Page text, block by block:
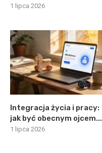
1 lipca 2026
Integracja życia i pracy:
jak być obecnym ojcem...
1 lipca 2026